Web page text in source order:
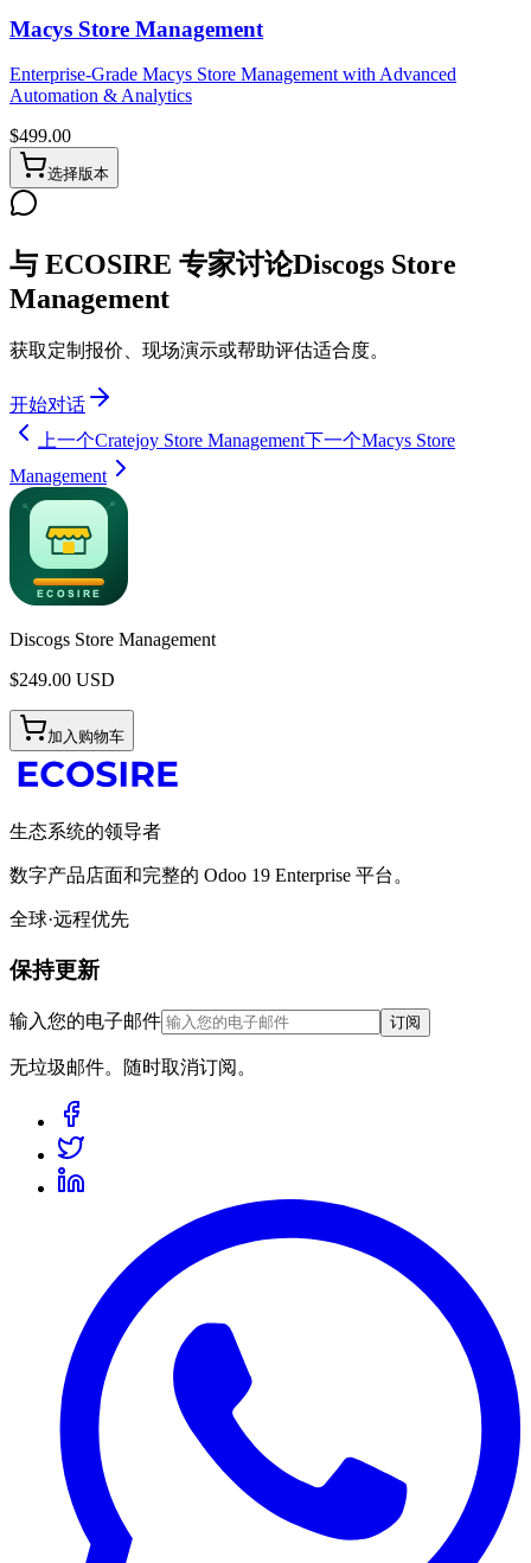
Macys Store Management
Enterprise-Grade Macys Store Management with Advanced
Automation & Analytics
$499.00
选择版本
与 ECOSIRE 专家讨论Discogs Store
Management
获取定制报价、现场演示或帮助评估适合度。
开始对话
上一个Cratejoy Store Management下一个Macys Store
Management
Discogs Store Management
$249.00 USD
加入购物车
生态系统的领导者
数字产品店面和完整的 Odoo 19 Enterprise 平台。
全球·远程优先
保持更新
输入您的电子邮件 订阅
无垃圾邮件。随时取消订阅。